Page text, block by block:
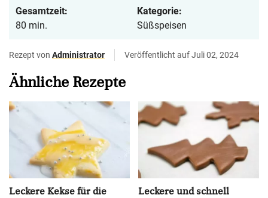
Gesamtzeit:
80 min.
Kategorie:
Süßspeisen
Rezept von Administrator Veröffentlicht auf Juli 02, 2024
Ähnliche Rezepte
Leckere Kekse für die
Leckere und schnell